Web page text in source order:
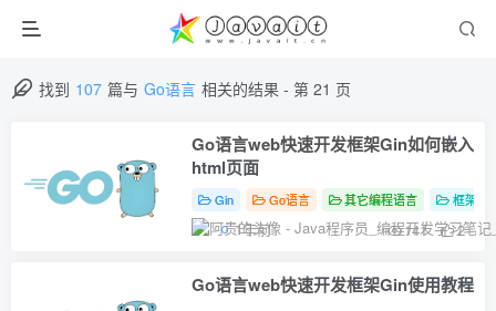
找到 107 篇与 Go语言 相关的结果 - 第 21 页
Go语言web快速开发框架Gin如何嵌入
html页面
Gin Go语言 其它编程语言 框架教
1年前 141 2
Go语言web快速开发框架Gin使用教程